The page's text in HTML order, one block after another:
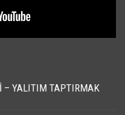
– YALITIM TAPTIRMAK